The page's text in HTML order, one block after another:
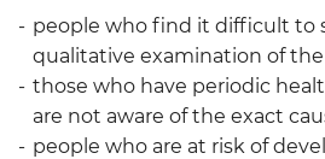
people who find it difficult to
qualitative examination of
those who have periodic
are not aware of the exact
people who are at risk of